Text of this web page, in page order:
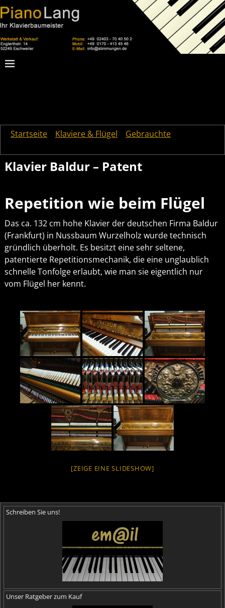
Startseite Klaviere & Flügel Gebrauchte
Klavier Baldur – Patent
Repetition wie beim Flügel
Das ca. 132 cm hohe Klavier der deutschen Firma Baldur
(Frankfurt) in Nussbaum Wurzelholz wurde technisch
gründlich überholt. Es besitzt eine sehr seltene,
patentierte Repetitionsmechanik, die eine unglaublich
schnelle Tonfolge erlaubt, wie man sie eigentlich nur
vom Flügel her kennt.
[ZEIGE EINE SLIDESHOW]
Schreiben Sie uns!
Unser Ratgeber zum Kauf